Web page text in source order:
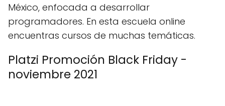
México, enfocada a desarrollar
programadores. En esta escuela online
encuentras cursos de muchas temáticas.
Platzi Promoción Black Friday -
noviembre 2021